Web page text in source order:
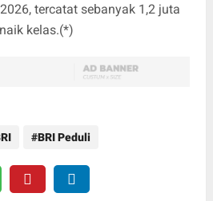
tercatat sebanyak 1,2 juta
kelas.(*)
BRI Peduli